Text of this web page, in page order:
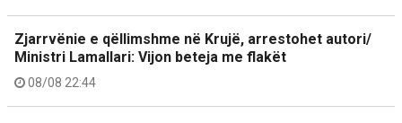
Zjarrvënie e qëllimshme në Krujë, arrestohet autori/
Ministri Lamallari: Vijon beteja me flakët
08/08 22:44